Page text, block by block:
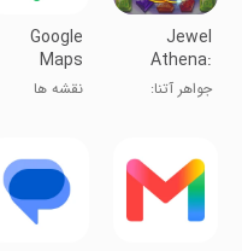
Jewel
Athena:
Match 3
blast
جواهر آتنا:
Google
Maps
نقشه ها